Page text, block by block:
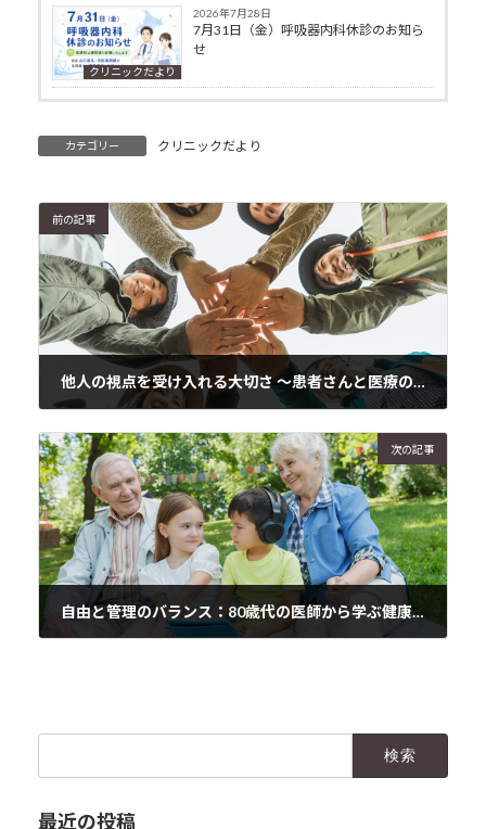
クリニックだより
2026年7月28日
7月31日（金）呼吸器内科休診のお知ら
せ
カテゴリー クリニックだより
前の記事
他人の視点を受け入れる大切さ 〜患者さんと医療の信頼関係〜
次の記事
自由と管理のバランス：80歳代の医師から学ぶ健康の工夫
最近の投稿